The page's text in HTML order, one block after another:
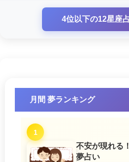
4位以下の12星座
月間 夢ランキング
1
不安が現れる
夢占い